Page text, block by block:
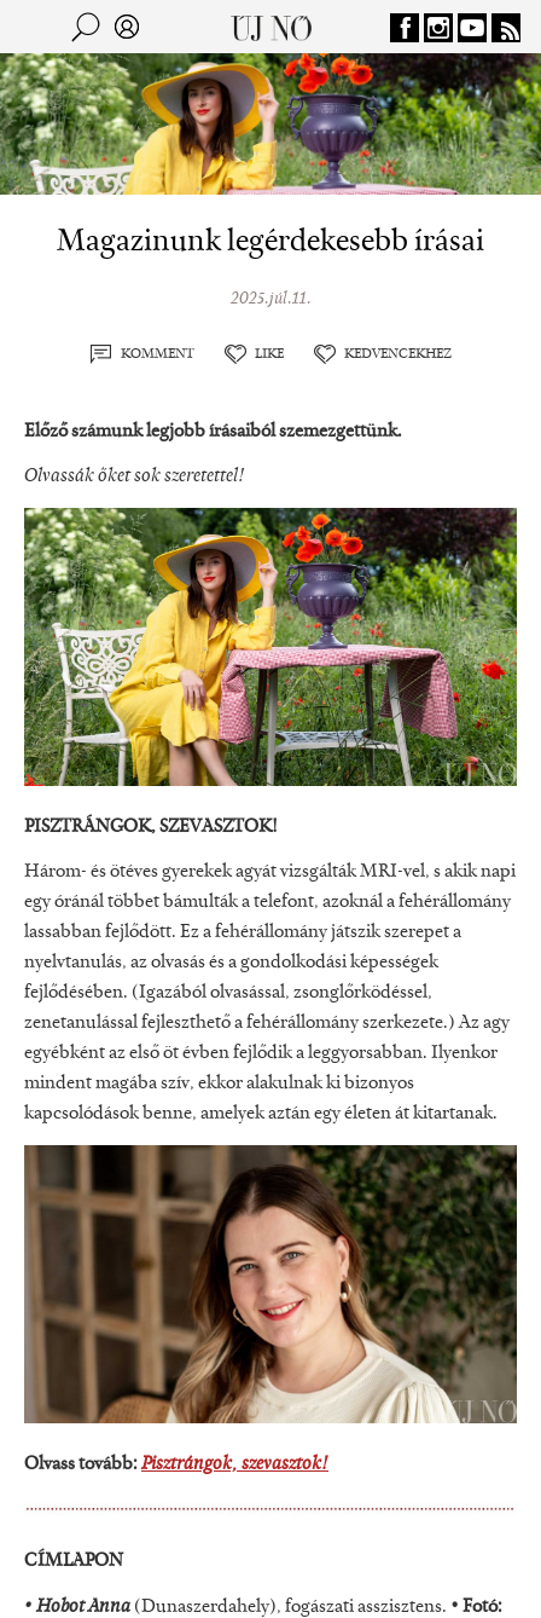
Jump to navigation
Kereső
Magazinunk legérdekesebb írásai
2025.júl.11.
KOMMENT LIKE KEDVENCEKHEZ
Előző számunk legjobb írásaiból szemezgettünk.
Olvassák őket sok szeretettel!
PISZTRÁNGOK, SZEVASZTOK!
Három- és ötéves gyerekek agyát vizsgálták MRI-vel, s akik napi
egy óránál többet bámulták a telefont, azoknál a fehérállomány
lassabban fejlődött. Ez a fehérállomány játszik szerepet a
nyelvtanulás, az olvasás és a gondolkodási képességek
fejlődésében. (Igazából olvasással, zsonglőrködéssel,
zenetanulással fejleszthető a fehérállomány szerkezete.) Az agy
egyébként az első öt évben fejlődik a leggyorsabban. Ilyenkor
mindent magába szív, ekkor alakulnak ki bizonyos
kapcsolódások benne, amelyek aztán egy életen át kitartanak.
Olvass tovább:Pisztrángok, szevasztok!
CÍMLAPON
• Hobot Anna (Dunaszerdahely), fogászati asszisztens. • Fotó: